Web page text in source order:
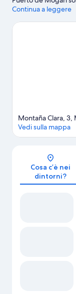
attività. A livello
Anche Parco
Continua a leggere
Montaña Clara, 3,
Vedi sulla mappa
Cosa c’è nei
dintorni?